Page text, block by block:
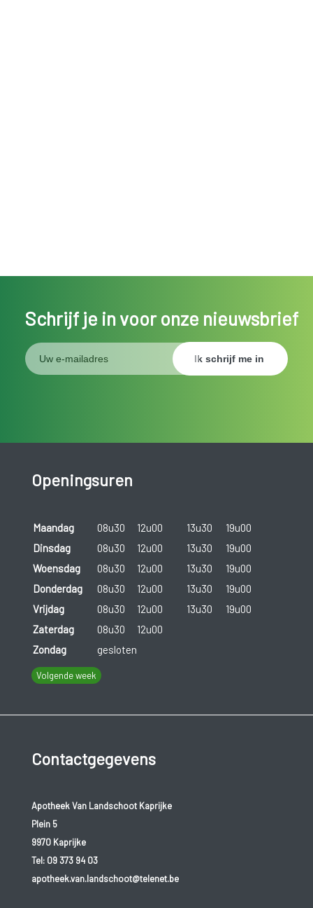
Schrijf je in voor onze nieuwsbrief
Openingsuren
Maandag 08u30 12u00 13u30
19u00
Dinsdag
08u30 12u00 13u30
19u00
Woensdag
08u30 12u00 13u30
19u00
Donderdag
08u30 12u00 13u30
19u00
Vrijdag
08u30 12u00 13u30
19u00
Zaterdag
08u30
12u00
Zondag
gesloten
Volgende week
Contactgegevens
Apotheek Van Landschoot Kaprijke
Plein 5
9970 Kaprijke
Tel: 09 373 94 03
apotheek.van.landschoot@telenet.be